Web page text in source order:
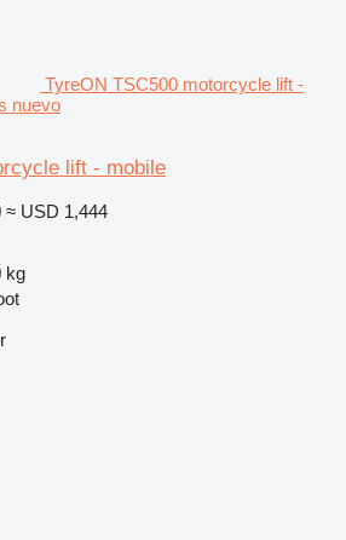
TyreON TSC500 motorcycle lift -
nuevo
lift - mobile
≈ USD 1,444
kg